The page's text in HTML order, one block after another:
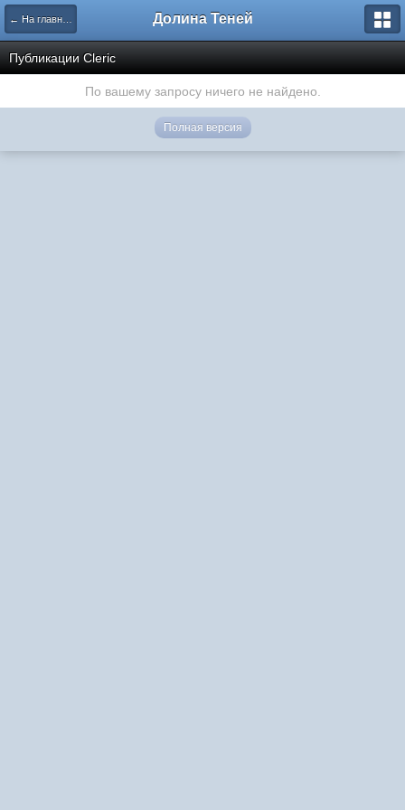
← На главную Долина Теней
Публикации Cleric
По вашему запросу ничего не найдено.
Полная версия